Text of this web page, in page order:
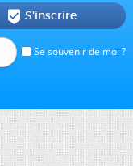
Se souvenir de moi ?
 S'inscrire